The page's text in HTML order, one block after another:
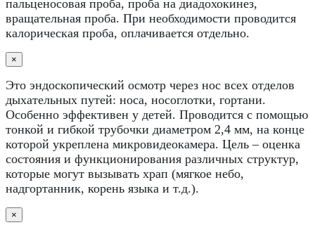
пальценосовая проба, проба на диадохокинез,
вращательная проба. При необходимости проводится
калорическая проба, оплачивается отдельно.
×
Это эндоскопический осмотр через нос всех отделов
дыхательных путей: носа, носоглотки, гортани.
Особенно эффективен у детей. Проводится с помощью
тонкой и гибкой трубочки диаметром 2,4 мм, на конце
которой укреплена микровидеокамера. Цель – оценка
состояния и функционирования различных структур,
которые могут вызывать храп (мягкое небо,
надгортанник, корень языка и т.д.).
×